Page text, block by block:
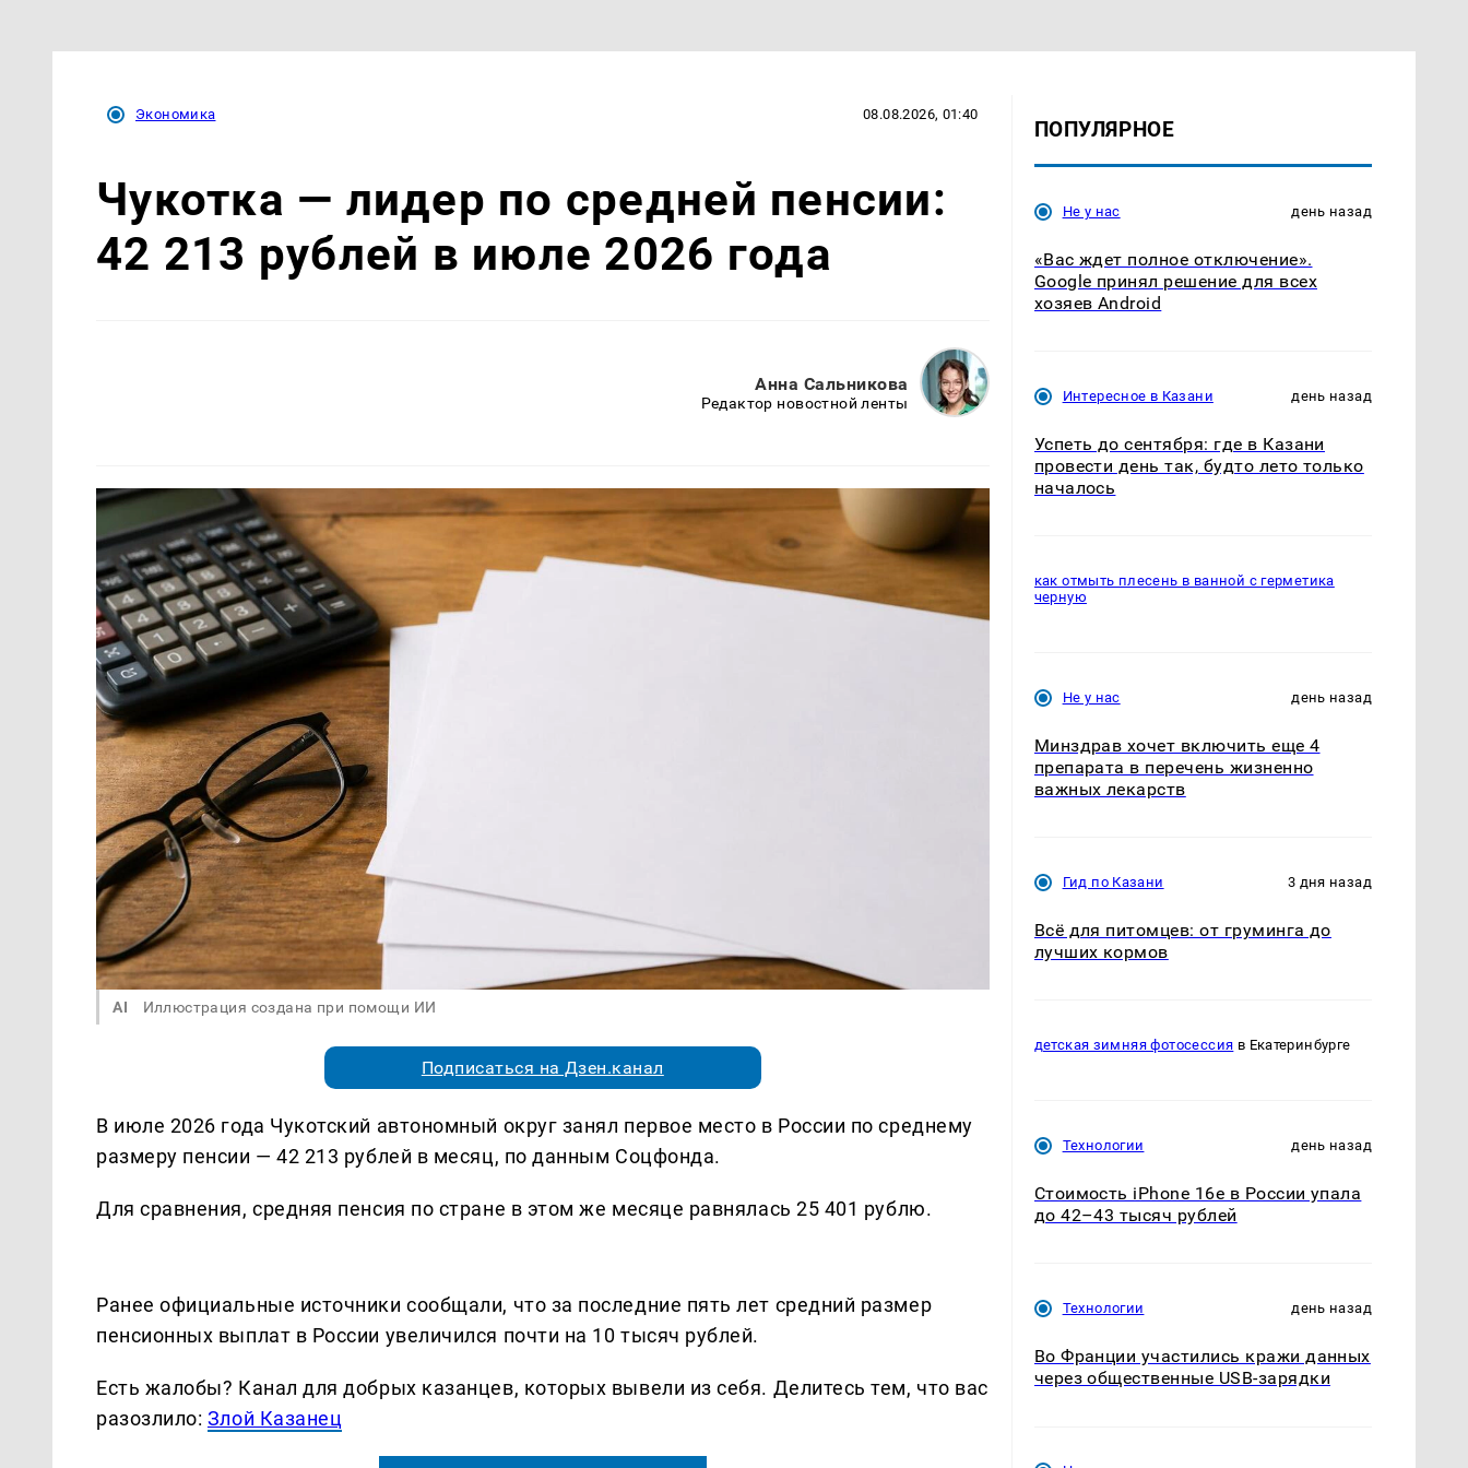
Экономика 08.08.2026, 01:40
Чукотка — лидер по средней пенсии:
42 213 рублей в июле 2026 года
Анна Сальникова
Редактор новостной ленты
AI Иллюстрация создана при помощи ИИ
Подписаться на Дзен.канал
В июле 2026 года Чукотский автономный округ занял первое место в России по среднему
размеру пенсии — 42 213 рублей в месяц, по данным Соцфонда.
Для сравнения, средняя пенсия по стране в этом же месяце равнялась 25 401 рублю.
Ранее официальные источники сообщали, что за последние пять лет средний размер
пенсионных выплат в России увеличился почти на 10 тысяч рублей.
Есть жалобы? Канал для добрых казанцев, которых вывели из себя. Делитеcь тем, что вас
разозлило: Злой Казанец
ПОПУЛЯРНОЕ
Не у нас день назад
«Вас ждет полное отключение».
Google принял решение для всех
хозяев Android
Интересное в Казани день назад
Успеть до сентября: где в Казани
провести день так, будто лето только
началось
как отмыть плесень в ванной с герметика
черную
Не у нас день назад
Минздрав хочет включить еще 4
препарата в перечень жизненно
важных лекарств
Гид по Казани 3 дня назад
Всё для питомцев: от груминга до
лучших кормов
детская зимняя фотосессия в Екатеринбурге
Технологии день назад
Стоимость iPhone 16e в России упала
до 42–43 тысяч рублей
Технологии день назад
Во Франции участились кражи данных
через общественные USB-зарядки